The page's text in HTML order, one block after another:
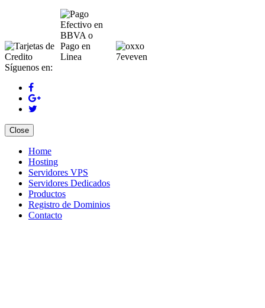
Síguenos en:
Close
Home
Hosting
Servidores VPS
Servidores Dedicados
Productos
Registro de Dominios
Contacto